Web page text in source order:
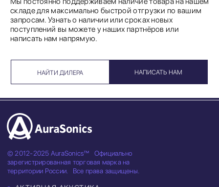
складе для максимально быстрой отгрузки по вашим
запросам. Узнать о наличии или сроках новых
поступлений вы можете у наших партнёров или
написать нам напрямую.
НАЙТИ ДИЛЕРА НАПИСАТЬ НАМ
© 2012-2025 AuraSonics™
Официально
зарегистрированная торговая марка на
территории России.
Все права защищены.